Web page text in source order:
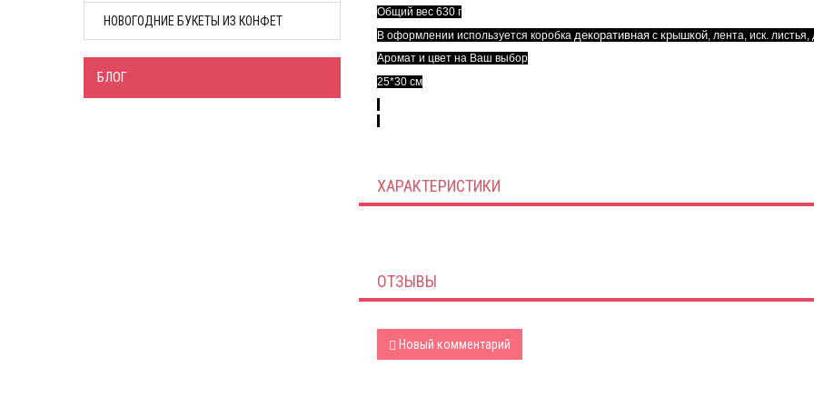
НОВОГОДНИЕ БУКЕТЫ ИЗ КОНФЕТ
БЛОГ
Общий вес 630 г
В оформлении используется коробка декоративнаяс крышкой, лента, иск. листья,
Аромат и цвет на Ваш выбор
25*30 см
ХАРАКТЕРИСТИКИ
ОТЗЫВЫ
Новый комментарий